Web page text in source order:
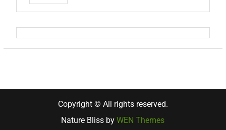
Copyright © All rights reserved.
Nature Bliss byWEN Themes